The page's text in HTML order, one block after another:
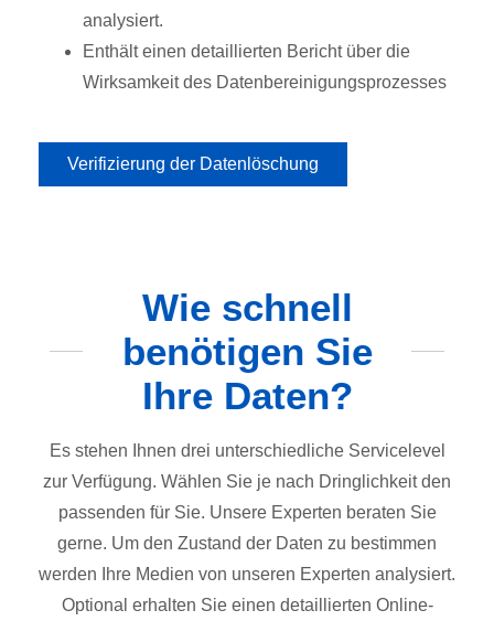
analysiert.
Enthält einen detaillierten Bericht über die
Wirksamkeit des Datenbereinigungsprozesses
Verifizierung der Datenlöschung
Wie schnell
benötigen Sie
Ihre Daten?
Es stehen Ihnen drei unterschiedliche Servicelevel
zur Verfügung. Wählen Sie je nach Dringlichkeit den
passenden für Sie. Unsere Experten beraten Sie
gerne. Um den Zustand der Daten zu bestimmen
werden Ihre Medien von unseren Experten analysiert.
Optional erhalten Sie einen detaillierten Online-